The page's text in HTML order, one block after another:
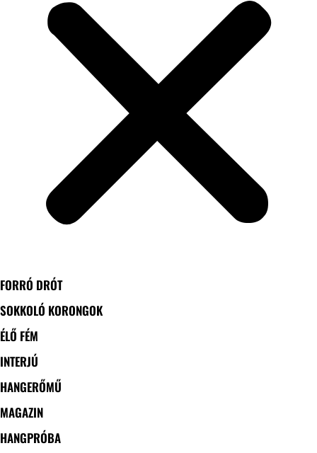
FORRÓ DRÓT
SOKKOLÓ KORONGOK
ÉLŐ FÉM
INTERJÚ
HANGERŐMŰ
MAGAZIN
HANGPRÓBA